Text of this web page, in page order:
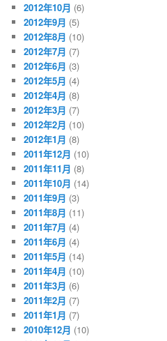
2012年10月 (6)
2012年9月 (5)
2012年8月 (10)
2012年7月 (7)
2012年6月 (3)
2012年5月 (4)
2012年4月 (8)
2012年3月 (7)
2012年2月 (10)
2012年1月 (8)
2011年12月 (10)
2011年11月 (8)
2011年10月 (14)
2011年9月 (3)
2011年8月 (11)
2011年7月 (4)
2011年6月 (4)
2011年5月 (14)
2011年4月 (10)
2011年3月 (6)
2011年2月 (7)
2011年1月 (7)
2010年12月 (10)